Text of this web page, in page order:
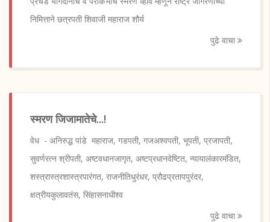
निमित्ताने छत्रपती शिवाजी महाराज शौर्य
पुढे वाचा
स्मरण जिजामातेचे...!
वेध - अनिरुद्ध पांडे महाराज, गडपती, गजअश्वपती, भूपती, प्रजापती,
सुवर्णरत्न श्रीपती, अष्टवधानजागृत, अष्टप्रधानवेष्टित, न्यायालंकारमंडित,
शस्त्रास्त्रशास्त्रपारंगत, राजनीतिधुरंधर, प्रौढप्रतापपुरंदर,
क्षत्रीयकुलावतंस, सिंहासनाधीश्व
पुढे वाचा